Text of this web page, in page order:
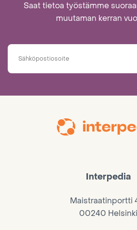
Saat tietoa työstämme
muutaman kerran
Interpedia
Maistraatinportti
00240 Helsinki